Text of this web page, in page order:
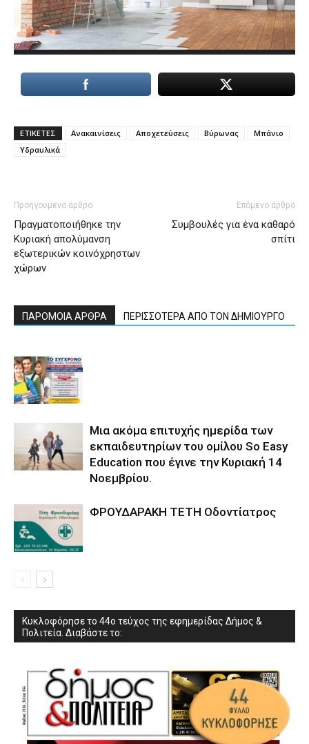
ΕΤΙΚΕΤΕΣ Ανακαινίσεις Αποχετεύσεις Βύρωνας
Μπάνιο
Υδραυλικά
Προηγούμενο άρθρο
Πραγματοποιήθηκε την
Κυριακή απολύμανση
εξωτερικών κοινόχρηστων
χώρων
Επόμενο άρθρο
Συμβουλές για ένα καθαρό
σπίτι
ΠΑΡΟΜΟΙΑ ΑΡΘΡΑ ΠΕΡΙΣΣΟΤΕΡΑ ΑΠΟ ΤΟΝ ΔΗΜΙΟΥΡΓΟ
Μια ακόμα επιτυχής ημερίδα των
εκπαιδευτηρίων του ομίλου So Easy
Εducation που έγινε την Κυριακή 14
Νοεμβρίου.
ΦΡΟΥΔΑΡΑΚΗ ΤΕΤΗ Οδοντίατρος
Κυκλοφόρησε το 44ο τεύχος της εφημερίδας Δήμος &
Πολιτεία. Διαβάστε το: